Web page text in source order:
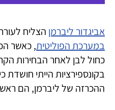
אביגדור ליברמן הצליח
במערכת הפוליטית, כאשר
כחול לבן לאחר הבחירות
בקונספירציות הייתי חושדת
ההכרזה של ליברמן, הם